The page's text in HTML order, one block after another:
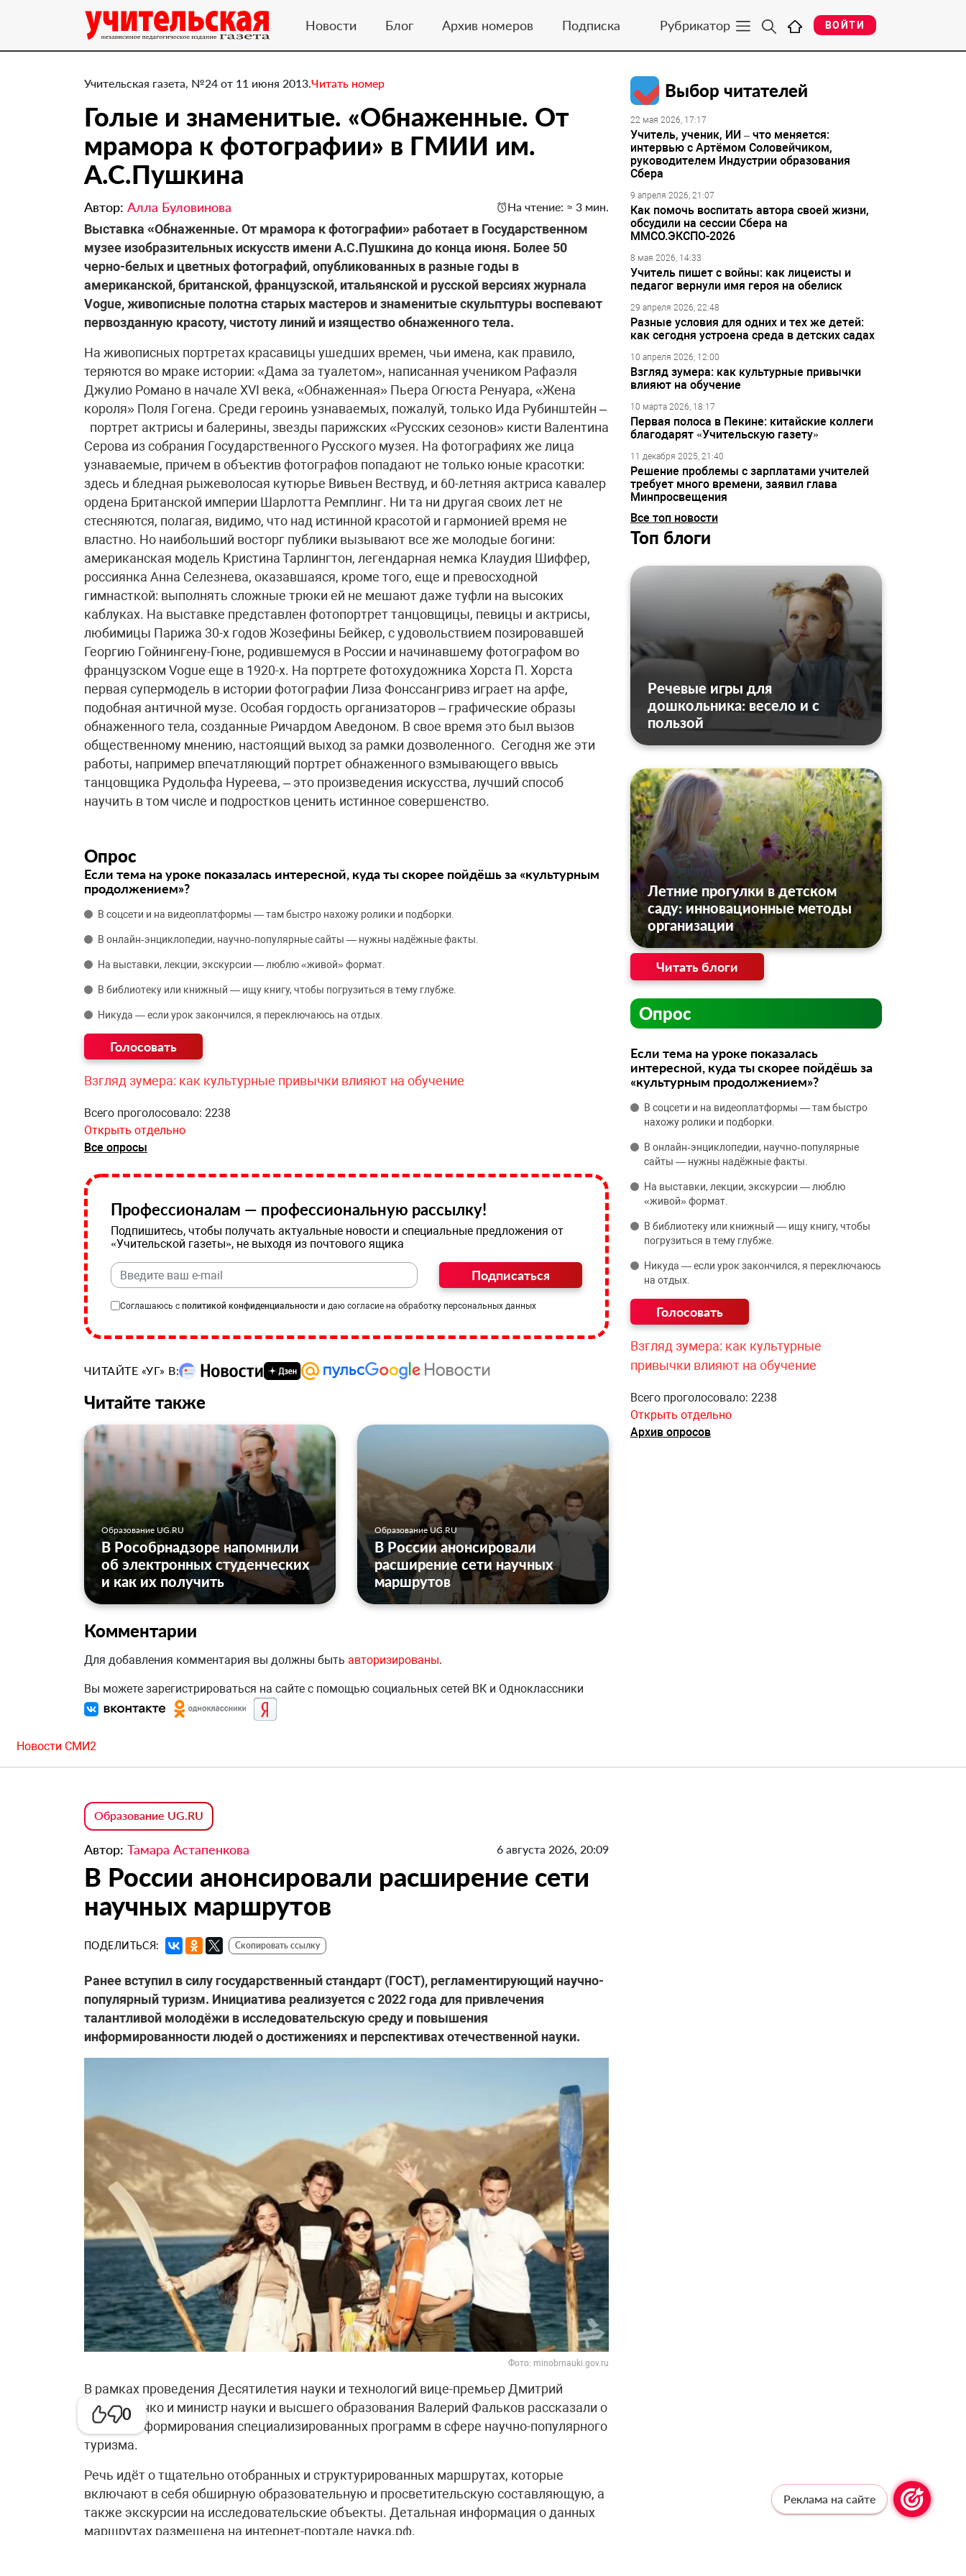
Новости Блог Архив номеров Подписка Рубрикатор ВОЙТИ
0
Учительская газета, №24 от 11 июня 2013.Читать номер
Голые и знаменитые. «Обнаженные. От
мрамора к фотографии» в ГМИИ им.
А.С.Пушкина
Автор: Алла Буловинова На чтение: ≈ 3 мин.
Выставка «Обнаженные. От мрамора к фотографии» работает в Государственном
музее изобразительных искусств имени А.С.Пушкина до конца июня. Более 50
черно-белых и цветных фотографий, опубликованных в разные годы в
американской, британской, французской, итальянской и русской версиях журнала
Vogue, живописные полотна старых мастеров и знаменитые скульптуры воспевают
первозданную красоту, чистоту линий и изящество обнаженного тела.
На живописных портретах красавицы ушедших времен, чьи имена, как правило,
теряются во мраке истории: «Дама за туалетом», написанная учеником Рафаэля
Джулио Романо в начале XVI века, «Обнаженная» Пьера Огюста Ренуара, «Жена
короля» Поля Гогена. Среди героинь узнаваемых, пожалуй, только Ида Рубинштейн –
портрет актрисы и балерины, звезды парижских «Русских сезонов» кисти Валентина
Серова из собрания Государственного Русского музея. На фотографиях же лица
узнаваемые, причем в объектив фотографов попадают не только юные красотки:
здесь и бледная рыжеволосая кутюрье Вивьен Вествуд, и 60-летняя актриса кавалер
ордена Британской империи Шарлотта Ремплинг. Ни та ни другая своих лет не
стесняются, полагая, видимо, что над истинной красотой и гармонией время не
властно. Но наибольший восторг публики вызывают все же молодые богини:
американская модель Кристина Тарлингтон, легендарная немка Клаудия Шиффер,
россиянка Анна Селезнева, оказавшаяся, кроме того, еще и превосходной
гимнасткой: выполнять сложные трюки ей не мешают даже туфли на высоких
каблуках. На выставке представлен фотопортрет танцовщицы, певицы и актрисы,
любимицы Парижа 30-х годов Жозефины Бейкер, с удовольствием позировавшей
Георгию Гойнингену-Гюне, родившемуся в России и начинавшему фотографом во
французском Vogue еще в 1920-х. На портрете фотохудожника Хорста П. Хорста
первая супермодель в истории фотографии Лиза Фонссангривз играет на арфе,
подобная античной музе. Особая гордость организаторов – графические образы
обнаженного тела, созданные Ричардом Аведоном. В свое время это был вызов
общественному мнению, настоящий выход за рамки дозволенного. Сегодня же эти
работы, например впечатляющий портрет обнаженного взмывающего ввысь
танцовщика Рудольфа Нуреева, – это произведения искусства, лучший способ
научить в том числе и подростков ценить истинное совершенство.
Опрос
Если тема на уроке показалась интересной, куда ты скорее пойдёшь за «культурным
продолжением»?
В соцсети и на видеоплатформы — там быстро нахожу ролики и подборки.
В онлайн‑энциклопедии, научно‑популярные сайты — нужны надёжные факты.
На выставки, лекции, экскурсии — люблю «живой» формат.
В библиотеку или книжный — ищу книгу, чтобы погрузиться в тему глубже.
Никуда — если урок закончился, я переключаюсь на отдых.
Взгляд зумера: как культурные привычки влияют на обучение
Всего проголосовало: 2238
Открыть отдельно
Все опросы
Профессионалам — профессиональную рассылку!
Подпишитесь, чтобы получать актуальные новости и специальные предложения от
«Учительской газеты», не выходя из почтового ящика
Подписаться
Соглашаюсь с политикой конфиденциальности и даю согласие на обработку персональных данных
ЧИТАЙТЕ «УГ» В:
Читайте также
Образование UG.RU
В Рособрнадзоре напомнили
об электронных студенческих
и как их получить
Образование UG.RU
В России анонсировали
расширение сети научных
маршрутов
Комментарии
Для добавления комментария вы должны быть авторизированы.
Вы можете зарегистрироваться на сайте с помощью социальных сетей ВК и Одноклассники
Выбор читателей
22 мая 2026, 17:17
Учитель, ученик, ИИ – что меняется:
интервью с Артёмом Соловейчиком,
руководителем Индустрии образования
Сбера
9 апреля 2026, 21:07
Как помочь воспитать автора своей жизни,
обсудили на сессии Сбера на
ММСО.ЭКСПО-2026
8 мая 2026, 14:33
Учитель пишет с войны: как лицеисты и
педагог вернули имя героя на обелиск
29 апреля 2026, 22:48
Разные условия для одних и тех же детей:
как сегодня устроена среда в детских садах
10 апреля 2026, 12:00
Взгляд зумера: как культурные привычки
влияют на обучение
10 марта 2026, 18:17
Первая полоса в Пекине: китайские коллеги
благодарят «Учительскую газету»
11 декабря 2025, 21:40
Решение проблемы с зарплатами учителей
требует много времени, заявил глава
Минпросвещения
Все топ новости
Топ блоги
Речевые игры для
дошкольника: весело и с
пользой
Летние прогулки в детском
саду: инновационные методы
организации
Читать блоги
Опрос
Если тема на уроке показалась
интересной, куда ты скорее пойдёшь за
«культурным продолжением»?
В соцсети и на видеоплатформы — там быстро
нахожу ролики и подборки.
В онлайн‑энциклопедии, научно‑популярные
сайты — нужны надёжные факты.
На выставки, лекции, экскурсии — люблю
«живой» формат.
В библиотеку или книжный — ищу книгу, чтобы
погрузиться в тему глубже.
Никуда — если урок закончился, я переключаюсь
на отдых.
Взгляд зумера: как культурные
привычки влияют на обучение
Всего проголосовало: 2238
Открыть отдельно
Архив опросов
Новости СМИ2
Образование UG.RU
Автор: Тамара Астапенкова 6 августа 2026, 20:09
В России анонсировали расширение сети
научных маршрутов
ПОДЕЛИТЬСЯ: Скопировать ссылку
Ранее вступил в силу государственный стандарт (ГОСТ), регламентирующий научно-
популярный туризм. Инициатива реализуется с 2022 года для привлечения
талантливой молодёжи в исследовательскую среду и повышения
информированности людей о достижениях и перспективах отечественной науки.
Фото: minobrnauki.gov.ru
В рамках проведения Десятилетия науки и технологий вице-премьер Дмитрий
Чернышенко и министр науки и высшего образования Валерий Фальков рассказали о
процессе формирования специализированных программ в сфере научно-популярного
туризма.
Речь идёт о тщательно отобранных и структурированных маршрутах, которые
включают в себя обширную образовательную и просветительскую составляющую, а
также экскурсии на исследовательские объекты. Детальная информация о данных
маршрутах размещена на интернет-портале наука.рф.
Реклама на сайте